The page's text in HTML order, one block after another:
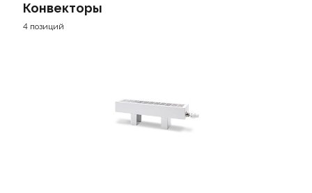
Конвекторы
4 позиций